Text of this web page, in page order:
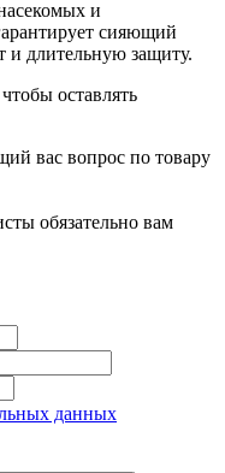
и
сияющий
и длительную защиту.
оставлять
вас вопрос по товару
обязательно вам
данных